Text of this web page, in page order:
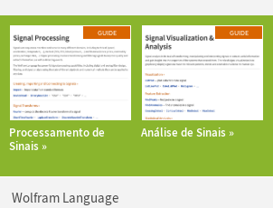
Wolfram Language
GUIDE
Processamento de
Sinais
GUIDE
Análise de Sinais